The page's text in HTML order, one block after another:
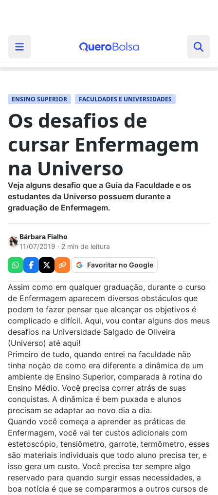
ENSINO SUPERIOR FACULDADES E UNIVERSIDADES
Os desafios de
cursar Enfermagem
na Universo
Veja alguns desafio que a Guia da Faculdade e os
estudantes da Universo possuem durante a
graduação de Enfermagem.
Bárbara Fialho
11/07/2019 · 2 min de leitura
Favoritar no Google
Assim como em qualquer graduação, durante o curso
de Enfermagem aparecem diversos obstáculos que
podem te fazer pensar que alcançar os objetivos é
complicado e difícil. Aqui, vou contar alguns dos meus
desafios na Universidade Salgado de Oliveira
(Universo) até aqui!
Primeiro de tudo, quando entrei na faculdade não
tinha noção de como era diferente a dinâmica de um
ambiente de Ensino Superior, comparada à rotina do
Ensino Médio. Você precisa correr atrás de suas
conquistas. A dinâmica é bem puxada e alunos
precisam se adaptar ao novo dia a dia.
Quando você começa a aprender as práticas de
Enfermagem, você vai ter custos adicionais com
estetoscópio, tensiômetro, garrote, termômetro, esses
são materiais individuais que todo aluno precisa ter, e
isso gera um custo. Você precisa ter sempre algo
reservado para quando surgir essas necessidades, a
boa notícia é que se compararmos a outros cursos de